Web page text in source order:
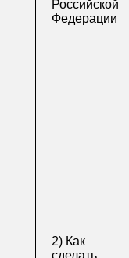
Российской
Федерации
2) Как
сделать